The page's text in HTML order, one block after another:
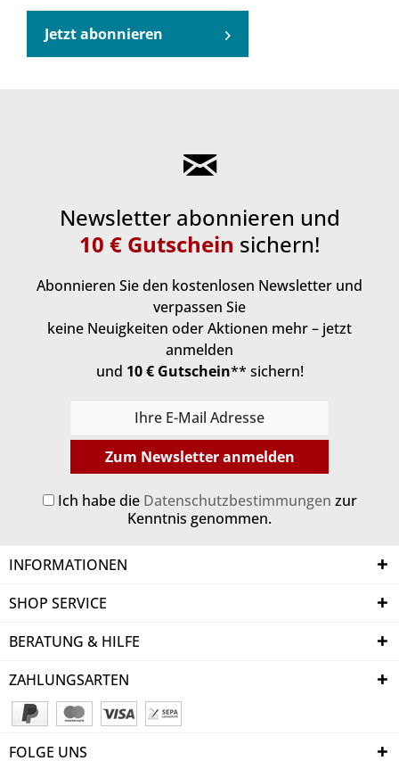
Jetzt abonnieren
Newsletter abonnieren und
10 € Gutschein sichern!
Abonnieren Sie den kostenlosen Newsletter und
verpassen Sie
keine Neuigkeiten oder Aktionen mehr – jetzt
anmelden
und 10 € Gutschein** sichern!
Zum Newsletter anmelden
Ich habe die Datenschutzbestimmungen zur
Kenntnis genommen.
INFORMATIONEN
SHOP SERVICE
BERATUNG & HILFE
ZAHLUNGSARTEN
FOLGE UNS